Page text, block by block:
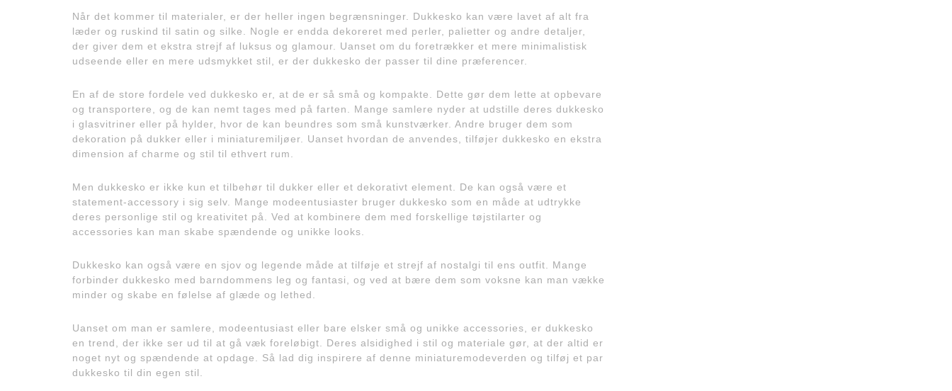
Når det kommer til materialer, er der heller ingen begrænsninger. Dukkesko kan være lavet af alt fra
læder og ruskind til satin og silke. Nogle er endda dekoreret med perler, palietter og andre detaljer,
der giver dem et ekstra strejf af luksus og glamour. Uanset om du foretrækker et mere minimalistisk
udseende eller en mere udsmykket stil, er der dukkesko der passer til dine præferencer.
En af de store fordele ved dukkesko er, at de er så små og kompakte. Dette gør dem lette at opbevare
og transportere, og de kan nemt tages med på farten. Mange samlere nyder at udstille deres dukkesko
i glasvitriner eller på hylder, hvor de kan beundres som små kunstværker. Andre bruger dem som
dekoration på dukker eller i miniaturemiljøer. Uanset hvordan de anvendes, tilføjer dukkesko en ekstra
dimension af charme og stil til ethvert rum.
Men dukkesko er ikke kun et tilbehør til dukker eller et dekorativt element. De kan også være et
statement-accessory i sig selv. Mange modeentusiaster bruger dukkesko som en måde at udtrykke
deres personlige stil og kreativitet på. Ved at kombinere dem med forskellige tøjstilarter og
accessories kan man skabe spændende og unikke looks.
Dukkesko kan også være en sjov og legende måde at tilføje et strejf af nostalgi til ens outfit. Mange
forbinder dukkesko med barndommens leg og fantasi, og ved at bære dem som voksne kan man vække
minder og skabe en følelse af glæde og lethed.
Uanset om man er samlere, modeentusiast eller bare elsker små og unikke accessories, er dukkesko
en trend, der ikke ser ud til at gå væk foreløbigt. Deres alsidighed i stil og materiale gør, at der altid er
noget nyt og spændende at opdage. Så lad dig inspirere af denne miniaturemodeverden og tilføj et par
dukkesko til din egen stil.